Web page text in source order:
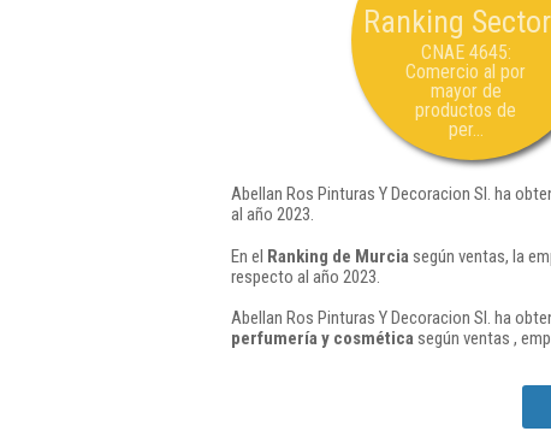
Ranking
CNAE 4645:
Comercio al por
mayor de
productos de
per...
Abellan Ros Pinturas Y Decoracion Sl. ha
al año 2023.
En el Ranking de Murcia según ventas, la
respecto al año 2023.
Abellan Ros Pinturas Y Decoracion Sl. ha
perfumería y cosméticasegún ventas ,